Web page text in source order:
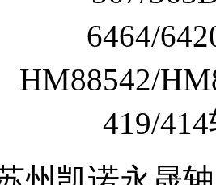
367/
6464/
HM88542/
419/